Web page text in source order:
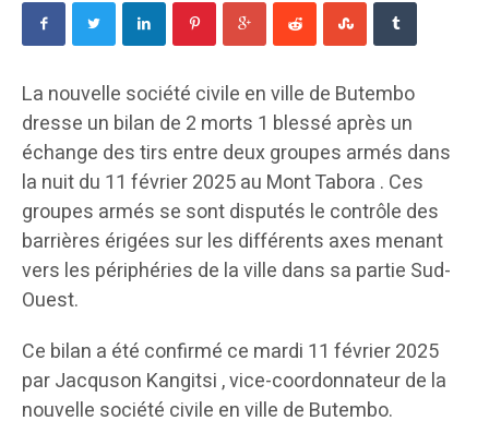
La nouvelle société civile en ville de Butembo
dresse un bilan de 2 morts 1 blessé après un
échange des tirs entre deux groupes armés dans
la nuit du 11 février 2025 au Mont Tabora . Ces
groupes armés se sont disputés le contrôle des
barrières érigées sur les différents axes menant
vers les périphéries de la ville dans sa partie Sud-
Ouest.
Ce bilan a été confirmé ce mardi 11 février 2025
par Jacquson Kangitsi , vice-coordonnateur de la
nouvelle société civile en ville de Butembo.